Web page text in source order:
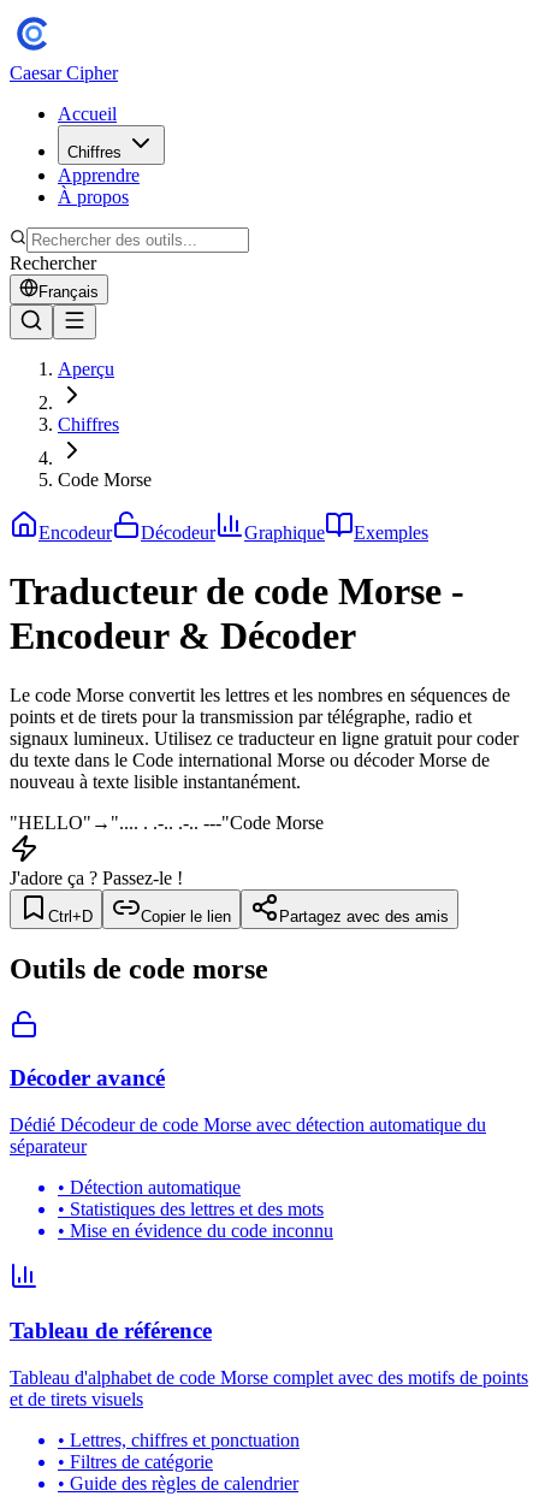
Caesar Cipher
Accueil
Chiffres
Apprendre
À propos
Rechercher
Français
Aperçu
Chiffres
Code Morse
Encodeur Décodeur Graphique Exemples
Traducteur de code Morse -
Encodeur & Décoder
Le code Morse convertit les lettres et les nombres en séquences de
points et de tirets pour la transmission par télégraphe, radio et
signaux lumineux. Utilisez ce traducteur en ligne gratuit pour coder
du texte dans le Code international Morse ou décoder Morse de
nouveau à texte lisible instantanément.
"HELLO" → ".... . .-.. .-.. ---"Code Morse
J'adore ça ? Passez-le !
Ctrl+D Copier le lien Partagez avec des amis
Outils de code morse
Décoder avancé
Dédié Décodeur de code Morse avec détection automatique du
séparateur
• Détection automatique
• Statistiques des lettres et des mots
• Mise en évidence du code inconnu
Tableau de référence
Tableau d'alphabet de code Morse complet avec des motifs de points
et de tirets visuels
• Lettres, chiffres et ponctuation
• Filtres de catégorie
• Guide des règles de calendrier